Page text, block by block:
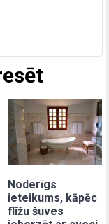
Noderīgs
ieteikums, kāpēc
flīžu šuves